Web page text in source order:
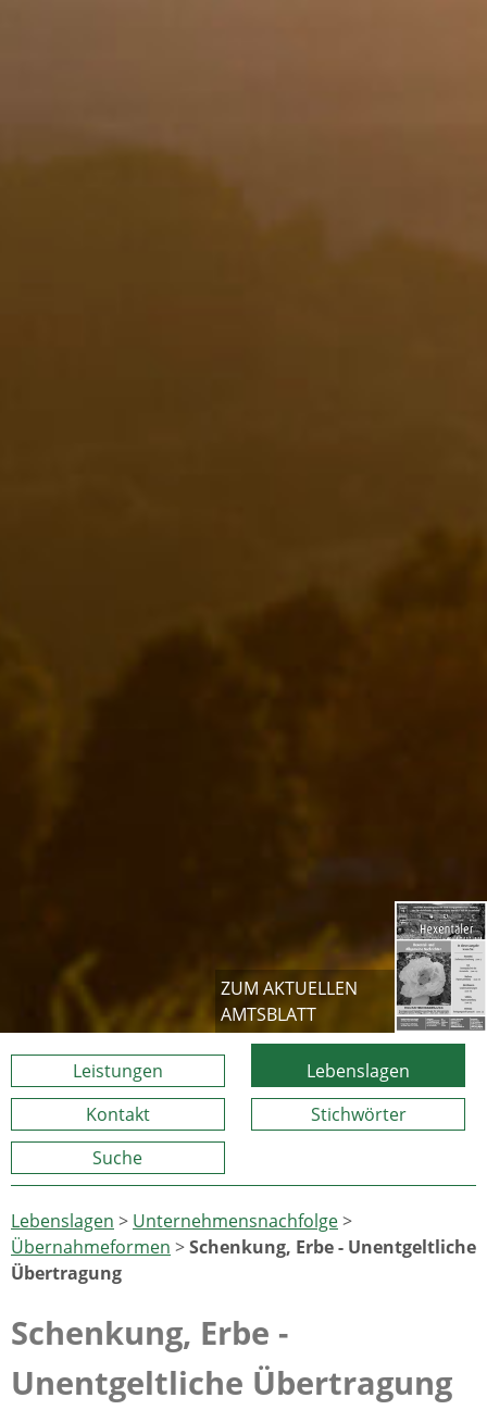
ZUM AKTUELLEN
AMTSBLATT
Leistungen
Lebenslagen
Kontakt
Stichwörter
Suche
Lebenslagen > Unternehmensnachfolge>
Übernahmeformen >Schenkung, Erbe - Unentgeltliche
Übertragung
Schenkung, Erbe -
Unentgeltliche Übertragung